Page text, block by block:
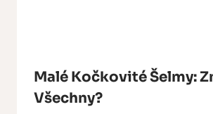
Malé Kočkovité Šelmy:
Všechny?